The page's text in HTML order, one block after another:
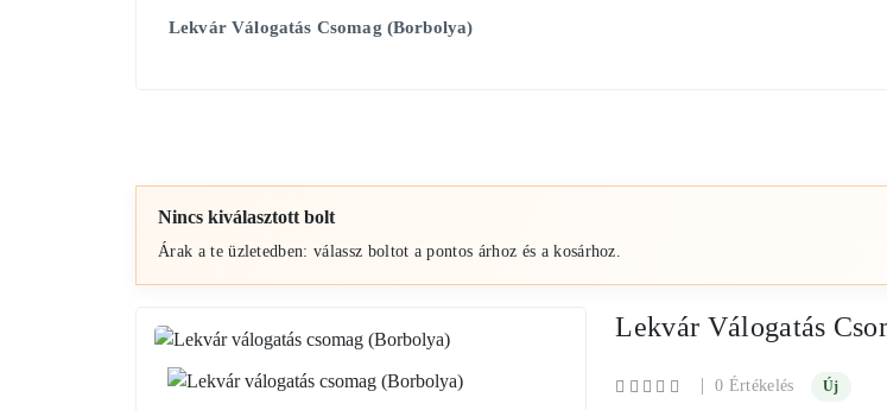
Lekvár Válogatás Csomag (Borbolya)
Nincs kiválasztott bolt
Árak a te üzletedben: válassz boltot a pontos árhoz és a kosárhoz.
Lekvár Válogatás
|0 Értékelés Új